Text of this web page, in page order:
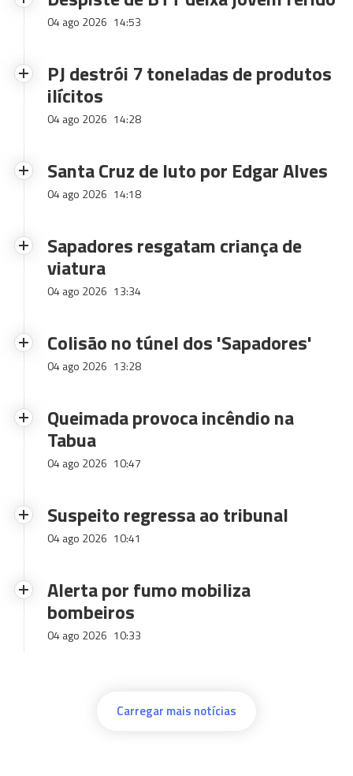
04 ago 2026 14:53
PJ destrói 7 toneladas de produtos
ilícitos
04 ago 2026 14:28
Santa Cruz de luto por Edgar Alves
04 ago 2026 14:18
Sapadores resgatam criança de
viatura
04 ago 2026 13:34
Colisão no túnel dos 'Sapadores'
04 ago 2026 13:28
Queimada provoca incêndio na
Tabua
04 ago 2026 10:47
Suspeito regressa ao tribunal
04 ago 2026 10:41
Alerta por fumo mobiliza
bombeiros
04 ago 2026 10:33
Carregar mais notícias